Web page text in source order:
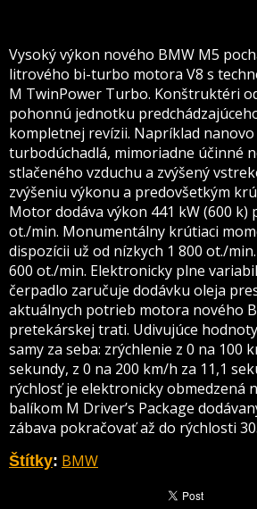
Vysoký výkon nového BMW M5
litrového bi-turbo motora V8 s
M TwinPower Turbo. Konštruktéri
pohonnú jednotku
kompletnej revízii. Napríklad
turbodúchadlá, mimoriadne účinné
stlačeného vzduchu a zvýšený
zvýšeniu výkonu a predovšetkým
Motor dodáva výkon 441 kW (600 k)
ot./min. Monumentálny krútiaci
dispozícii už od nízkych 1 800 ot./
600 ot./min. Elektronicky plne
čerpadlo zaručuje dodávku oleja
aktuálnych potrieb motora nového
pretekárskej trati. Udivujúce
samy za seba: zrýchlenie z 0 na 100
sekundy, z 0 na 200 km/h za 11,1
rýchlosť je elektronicky obmedzená
balíkom M Driver’s Package
zábava pokračovať až do rýchlosti
Štítky: BMW